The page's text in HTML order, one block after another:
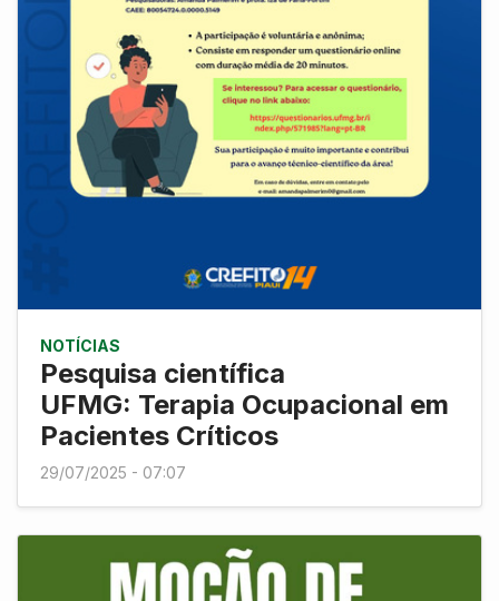
NOTÍCIAS
Pesquisa científica
UFMG: Terapia Ocupacional em
Pacientes Críticos
29/07/2025 - 07:07